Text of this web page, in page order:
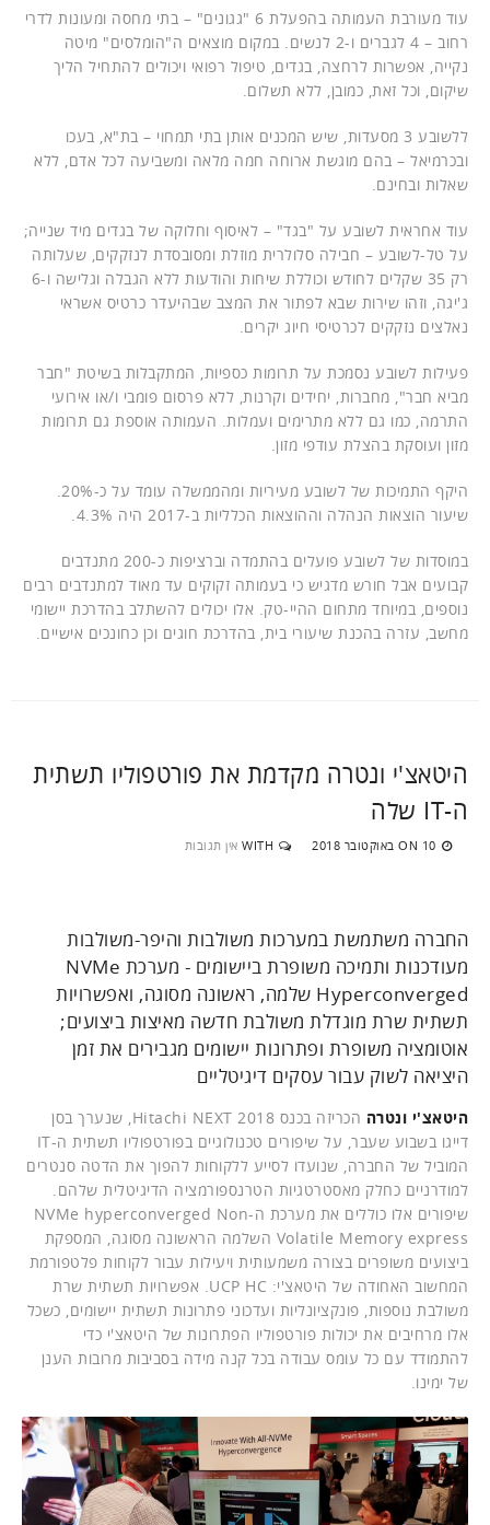
עוד מעורבת העמותה בהפעלת 6 "גגונים" – בתי מחסה ומעונות לדרי
רחוב – 4 לגברים ו-2 לנשים. במקום מוצאים ה"הומלסים" מיטה
נקייה, אפשרות לרחצה, בגדים, טיפול רפואי ויכולים להתחיל הליך
שיקום, וכל זאת, כמובן, ללא תשלום.
ללשובע 3 מסעדות, שיש המכנים אותן בתי תמחוי – בת"א, בעכו
ובכרמיאל – בהם מוגשת ארוחה חמה מלאה ומשביעה לכל אדם, ללא
שאלות ובחינם.
עוד אחראית לשובע על "בגד" – לאיסוף וחלוקה של בגדים מיד שנייה;
על טל-לשובע – חבילה סלולרית מוזלת ומסובסדת לנזקקים, שעלותה
רק 35 שקלים לחודש וכוללת שיחות והודעות ללא הגבלה וגלישה ו-6
ג'יגה, וזהו שירות שבא לפתור את המצב שבהיעדר כרטיס אשראי
נאלצים נזקקים לכרטיסי חיוג יקרים.
פעילות לשובע נסמכת על תרומות כספיות, המתקבלות בשיטת "חבר
מביא חבר", מחברות, יחידים וקרנות, ללא פרסום פומבי ו/או אירועי
התרמה, כמו גם ללא מתרימים ועמלות. העמותה אוספת גם תרומות
מזון ועוסקת בהצלת עודפי מזון.
היקף התמיכות של לשובע מעיריות ומהממשלה עומד על כ-20%.
שיעור הוצאות הנהלה וההוצאות הכלליות ב-2017 היה 4.3%.
במוסדות של לשובע פועלים בהתמדה וברציפות כ-200 מתנדבים
קבועים אבל חורש מדגיש כי בעמותה זקוקים עד מאוד למתנדבים רבים
נוספים, במיוחד מתחום ההיי-טק. אלו יכולים להשתלב בהדרכת יישומי
מחשב, עזרה בהכנת שיעורי בית, בהדרכת חוגים וכן כחונכים אישיים.
היטאצ'י ונטרה מקדמת את פורטפוליו תשתית
ה-IT שלה
ON 10 באוקטובר 2018 WITH אין תגובות
החברה משתמשת במערכות משולבות והיפר-משולבות
מעודכנות ותמיכה משופרת ביישומים - מערכת NVMe
Hyperconverged שלמה, ראשונה מסוגה, ואפשרויות
תשתית שרת מוגדלת משולבת חדשה מאיצות ביצועים;
אוטומציה משופרת ופתרונות יישומים מגבירים את זמן
היציאה לשוק עבור עסקים דיגיטליים
היטאצ'י ונטרה
הכריזה בכנס Hitachi NEXT 2018, שנערך בסן
דייגו בשבוע שעבר, על שיפורים טכנולוגיים בפורטפוליו תשתית ה-IT
המוביל של החברה, שנועדו לסייע ללקוחות להפוך את הדטה סנטרים
למודרניים כחלק מאסטרטגיות הטרנספורמציה הדיגיטלית שלהם.
שיפורים אלו כוללים את מערכת ה-NVMe hyperconverged Non
Volatile Memory express השלמה הראשונה מסוגה, המספקת
ביצועים משופרים בצורה משמעותית ויעילות עבור לקוחות פלטפורמת
המחשוב האחודה של היטאצ'י: UCP HC. אפשרויות תשתית שרת
משולבת נוספות, פונקציונליות ועדכוני פתרונות תשתית יישומים, כשכל
אלו מרחיבים את יכולות פורטפוליו הפתרונות של היטאצ'י כדי
להתמודד עם כל עומס עבודה בכל קנה מידה בסביבות מרובות הענן
של ימינו.